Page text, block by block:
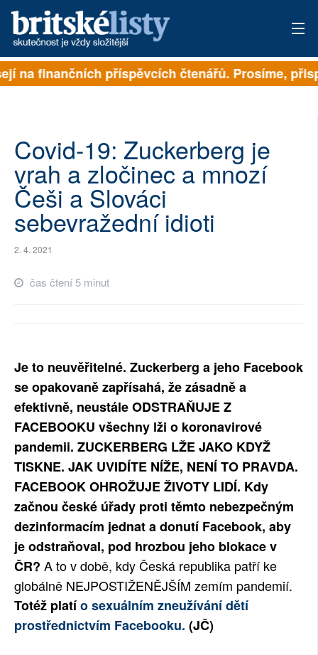
PŘIHLÁSIT
ARCHIV
ROZHOVORY
TÉMATA
RUBRIKY
PLNÁ VERZE STRÁNEK
na finančních příspěvcích čtenářů. Prosíme,
Covid-19: Zuckerberg je
vrah a zločinec a mnozí
Češi a Slováci
sebevražední idioti
2. 4. 2021
čas čtení 5 minut
Je to neuvěřitelné. Zuckerberg a jeho Facebook
se opakovaně zapřísahá, že zásadně a
efektivně, neustále ODSTRAŇUJE Z
FACEBOOKU všechny lži o koronavirové
pandemii. ZUCKERBERG LŽE JAKO KDYŽ
TISKNE. JAK UVIDÍTE NÍŽE, NENÍ TO PRAVDA.
FACEBOOK OHROŽUJE ŽIVOTY LIDÍ. Kdy
začnou české úřady proti těmto nebezpečným
dezinformacím jednat a donutí Facebook, aby
je odstraňoval, pod hrozbou jeho blokace v
ČR? A to v době, kdy Česká republika patří ke
globálně NEJPOSTIŽENĚJŠÍM zemím pandemií.
Totéž platío sexuálním zneužívání dětí
prostřednictvím Facebooku. (JČ)